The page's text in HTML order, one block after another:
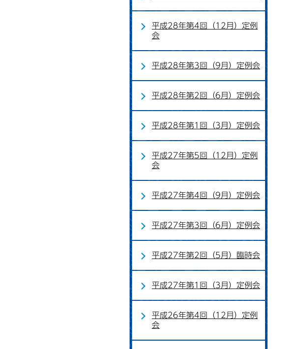
平成28年第4回（12月）定例
会
平成28年第3回（9月）定例会
平成28年第2回（6月）定例会
平成28年第1回（3月）定例会
平成27年第5回（12月）定例
会
平成27年第4回（9月）定例会
平成27年第3回（6月）定例会
平成27年第2回（5月）臨時会
平成27年第1回（3月）定例会
平成26年第4回（12月）定例
会